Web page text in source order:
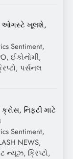
ઓગસ્ટે ખૂલશે,
Sentiment,
ઈકોનોમી,
પર્સનલ
નિફ્ટી માટે
Sentiment,
NEWS,
ન્યૂઝ, ક્રિપ્ટો,